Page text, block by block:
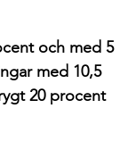
och med 5
med 10,5
20 procent